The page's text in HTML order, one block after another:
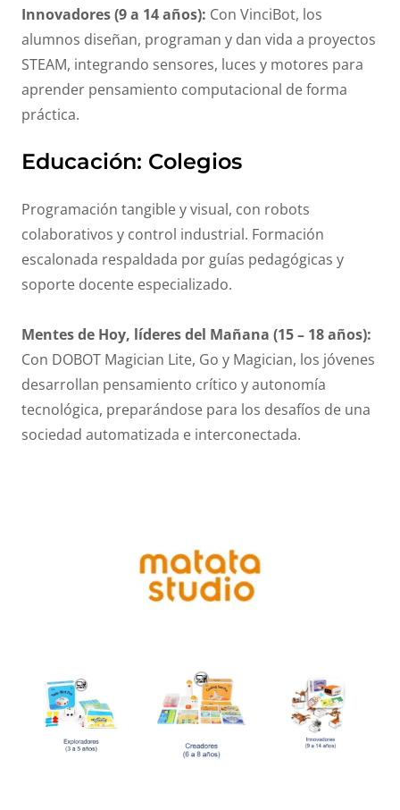
Innovadores (9 a 14 años): Con VinciBot, los
alumnos diseñan, programan y dan vida a proyectos
STEAM, integrando sensores, luces y motores para
aprender pensamiento computacional de forma
práctica.
Educación: Colegios
Programación tangible y visual, con robots
colaborativos y control industrial. Formación
escalonada respaldada por guías pedagógicas y
soporte docente especializado.
Mentes de Hoy, líderes del Mañana (15 – 18 años):
Con DOBOT Magician Lite, Go y Magician, los jóvenes
desarrollan pensamiento crítico y autonomía
tecnológica, preparándose para los desafíos de una
sociedad automatizada e interconectada.